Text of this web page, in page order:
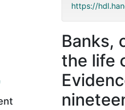
https://
Banks,
the life